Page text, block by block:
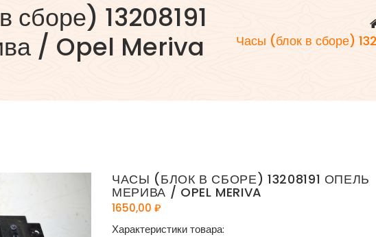
сборе) 13208191
/ Opel Meriva
Часы (блок в сборе)
ЧАСЫ (БЛОК В СБОРЕ) 13208191 ОПЕЛЬ
МЕРИВА / OPEL MERIVA
1650,00 ₽
Характеристики товара: